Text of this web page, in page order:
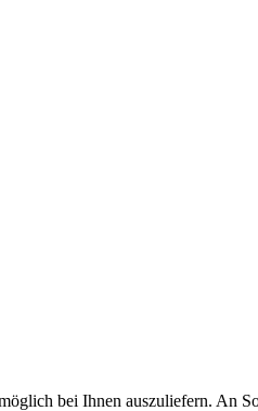
bei Ihnen auszuliefern. An